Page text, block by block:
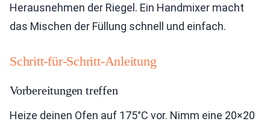
Herausnehmen der Riegel. Ein Handmixer macht
das Mischen der Füllung schnell und einfach.
Schritt-für-Schritt-Anleitung
Vorbereitungen treffen
Heize deinen Ofen auf 175°C vor. Nimm eine 20×20